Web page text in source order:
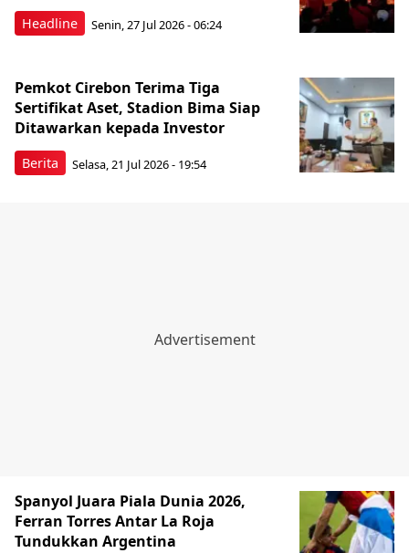
Headline Senin, 27 Jul 2026 - 06:24
Berita
Pemkot Cirebon Terima Tiga
Sertifikat Aset, Stadion Bima Siap
Ditawarkan kepada Investor
Selasa, 21 Jul 2026 - 19:54
Spanyol Juara Piala Dunia 2026,
Ferran Torres Antar La Roja
Tundukkan Argentina